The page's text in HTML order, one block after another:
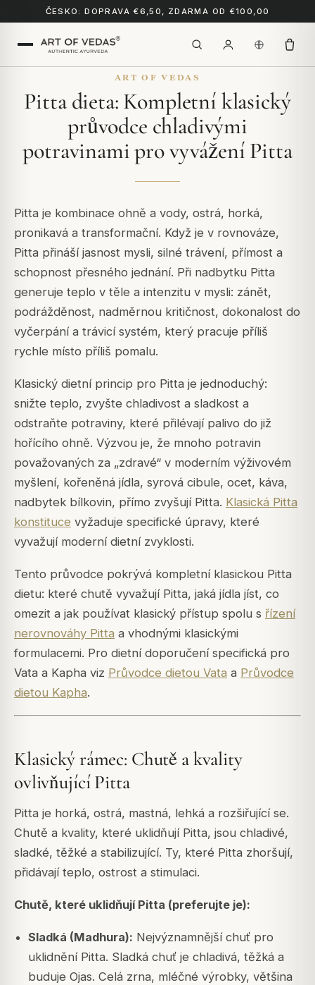
ČESKO: DOPRAVA €6,50, ZDARMA OD €100,00
ART OF VEDAS
Pitta dieta: Kompletní klasický
průvodce chladivými
potravinami pro vyvážení Pitta
Pitta je kombinace ohně a vody, ostrá, horká,
pronikavá a transformační. Když je v rovnováze,
Pitta přináší jasnost mysli, silné trávení, přímost a
schopnost přesného jednání. Při nadbytku Pitta
generuje teplo v těle a intenzitu v mysli: zánět,
podrážděnost, nadměrnou kritičnost, dokonalost do
vyčerpání a trávicí systém, který pracuje příliš
rychle místo příliš pomalu.
Klasický dietní princip pro Pitta je jednoduchý:
snižte teplo, zvyšte chladivost a sladkost a
odstraňte potraviny, které přilévají palivo do již
hořícího ohně. Výzvou je, že mnoho potravin
považovaných za „zdravé“ v moderním výživovém
myšlení, kořeněná jídla, syrová cibule, ocet, káva,
nadbytek bílkovin, přímo zvyšují Pitta. Klasická Pitta
konstituce vyžaduje specifické úpravy, které
vyvažují moderní dietní zvyklosti.
Tento průvodce pokrývá kompletní klasickou Pitta
dietu: které chutě vyvažují Pitta, jaká jídla jíst, co
omezit a jak používat klasický přístup spolu s řízení
nerovnováhy Pitta a vhodnými klasickými
formulacemi. Pro dietní doporučení specifická pro
Vata a Kapha viz Průvodce dietou Vata a Průvodce
dietou Kapha.
Klasický rámec: Chutě a kvality
ovlivňující Pitta
Pitta je horká, ostrá, mastná, lehká a rozšiřující se.
Chutě a kvality, které uklidňují Pitta, jsou chladivé,
sladké, těžké a stabilizující. Ty, které Pitta zhoršují,
přidávají teplo, ostrost a stimulaci.
Chutě, které uklidňují Pitta (preferujte je):
Sladká (Madhura): Nejvýznamnější chuť pro
uklidnění Pitta. Sladká chuť je chladivá, těžká a
buduje Ojas. Celá zrna, mléčné výrobky, většina